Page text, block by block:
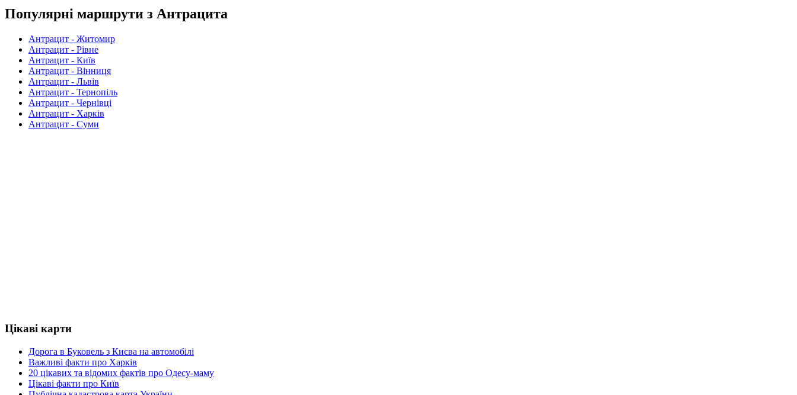
Популярні маршрути з Антрацита
Антрацит - Житомир
Антрацит - Рівне
Антрацит - Київ
Антрацит - Вінниця
Антрацит - Львів
Антрацит - Тернопіль
Антрацит - Чернівці
Антрацит - Харків
Антрацит - Суми
Цікаві карти
Дорога в Буковель з Києва на автомобілі
Важливі факти про Харків
20 цікавих та відомих фактів про Одесу-маму
Цікаві факти про Київ